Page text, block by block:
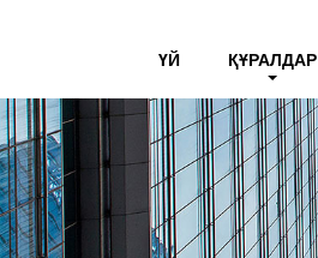
ҮЙ ҚҰРАЛДАР